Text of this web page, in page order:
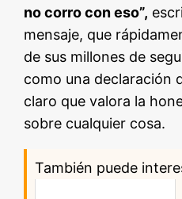
no corro con eso”,
mensaje, que
de sus millones de
como una declaración
claro que valora la
sobre cualquier cosa.
También puede